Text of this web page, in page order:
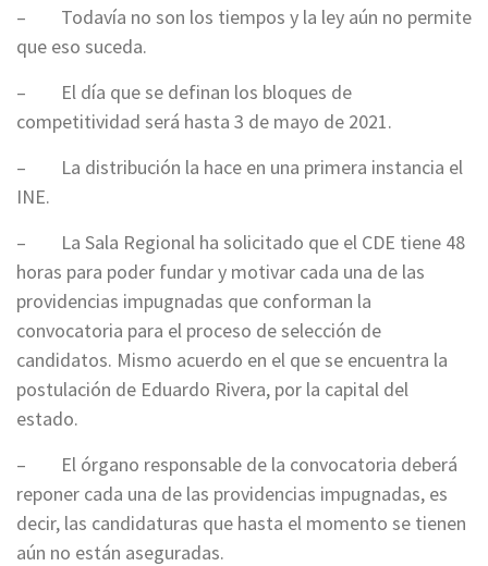
– Todavía no son los tiempos y la ley aún no permite
que eso suceda.
– El día que se definan los bloques de
competitividad será hasta 3 de mayo de 2021.
– La distribución la hace en una primera instancia el
INE.
– La Sala Regional ha solicitado que el CDE tiene 48
horas para poder fundar y motivar cada una de las
providencias impugnadas que conforman la
convocatoria para el proceso de selección de
candidatos. Mismo acuerdo en el que se encuentra la
postulación de Eduardo Rivera, por la capital del
estado.
– El órgano responsable de la convocatoria deberá
reponer cada una de las providencias impugnadas, es
decir, las candidaturas que hasta el momento se tienen
aún no están aseguradas.